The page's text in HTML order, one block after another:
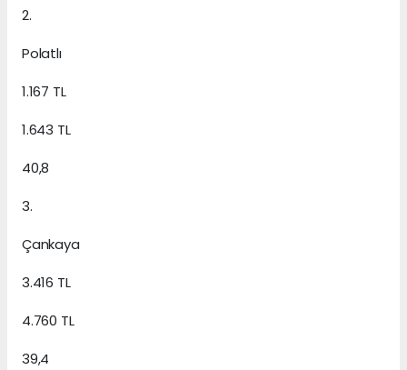
2.
Polatlı
1.167 TL
1.643 TL
40,8
3.
Çankaya
3.416 TL
4.760 TL
39,4